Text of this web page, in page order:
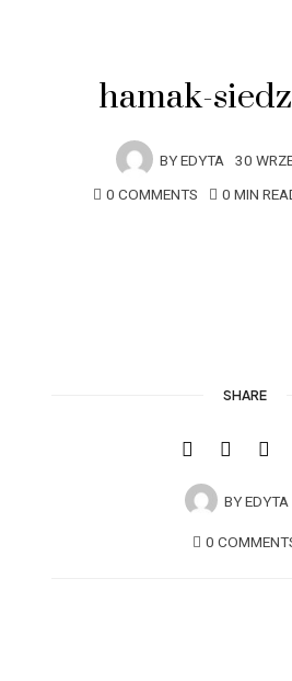
hamak-
BYEDYTA 30
0 COMMENTS
0 MIN
SHARE
BYEDYTA
0